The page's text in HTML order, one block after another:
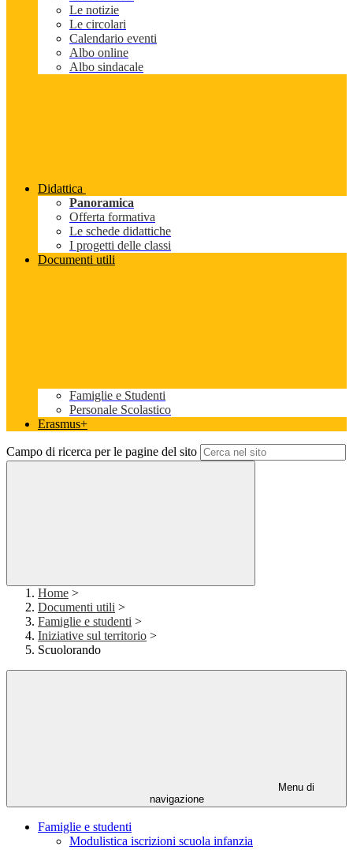
Le notizie
Le circolari
Calendario eventi
Albo online
Albo sindacale
Didattica
Panoramica
Offerta formativa
Le schede didattiche
I progetti delle classi
Documenti utili
Famiglie e Studenti
Personale Scolastico
Erasmus+
Campo di ricerca per le pagine del sito
Home >
Documenti utili >
Famiglie e studenti >
Iniziative sul territorio >
Scuolorando
Menu di
navigazione
Famiglie e studenti
Modulistica iscrizioni scuola infanzia